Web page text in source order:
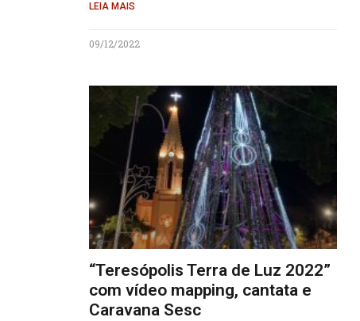
LEIA MAIS
09/12/2022
“Teresópolis Terra de Luz 2022”
com vídeo mapping, cantata e
Caravana Sesc